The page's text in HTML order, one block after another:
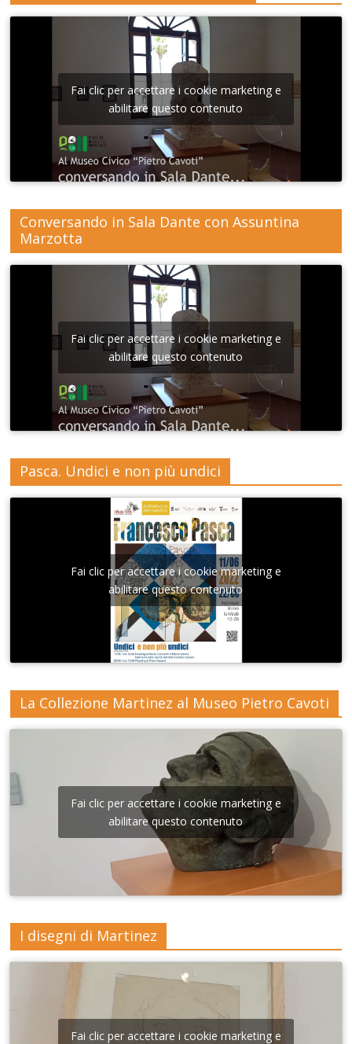
Fai clic per accettare i cookie marketing e
abilitare questo contenuto
Conversando in Sala Dante con Assuntina
Marzotta
Fai clic per accettare i cookie marketing e
abilitare questo contenuto
Pasca. Undici e non più undici
Fai clic per accettare i cookie marketing e
abilitare questo contenuto
La Collezione Martinez al Museo Pietro Cavoti
Fai clic per accettare i cookie marketing e
abilitare questo contenuto
I disegni di Martinez
Fai clic per accettare i cookie marketing e